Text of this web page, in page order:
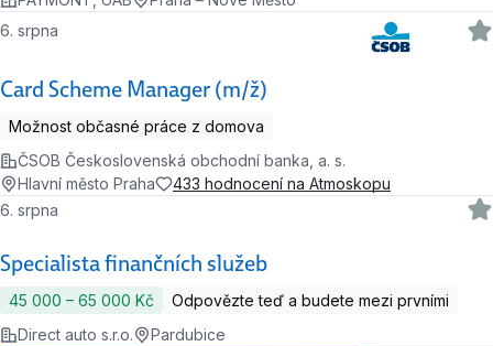
Card Scheme Manager (m/ž)
6. srpna
Možnost občasné práce z domova
ČSOB Československá obchodní banka, a. s.
Hlavní město Praha
433 hodnocení na Atmoskopu
Specialista finančních služeb
6. srpna
45 000 ‍–‍ 65 000 Kč
Odpovězte teď a budete mezi prvními
Direct auto s.r.o.
Pardubice